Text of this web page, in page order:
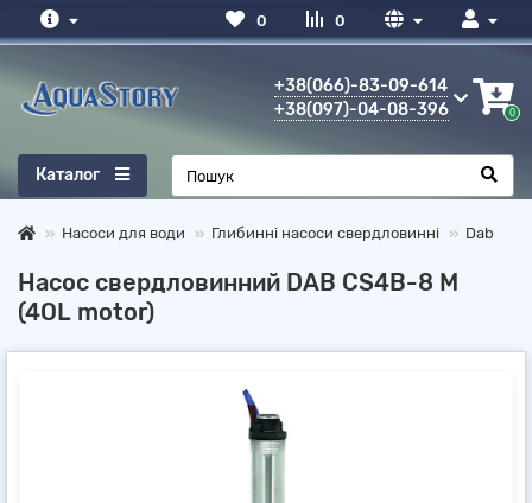
0
0
+38(066)-83-09-614
+38(097)-04-08-396
0
Каталог
Насоси для води Глибинні насоси свердловинні Dab
Насос свердловинний DAB CS4B-8 M
(4OL motor)